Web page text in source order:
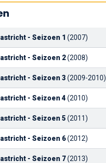
- Seizoen 1 (2007)
- Seizoen 2(2008)
- Seizoen 3(2009-2010)
- Seizoen 4(2010)
- Seizoen 5(2011)
- Seizoen 6(2012)
- Seizoen 7(2013)